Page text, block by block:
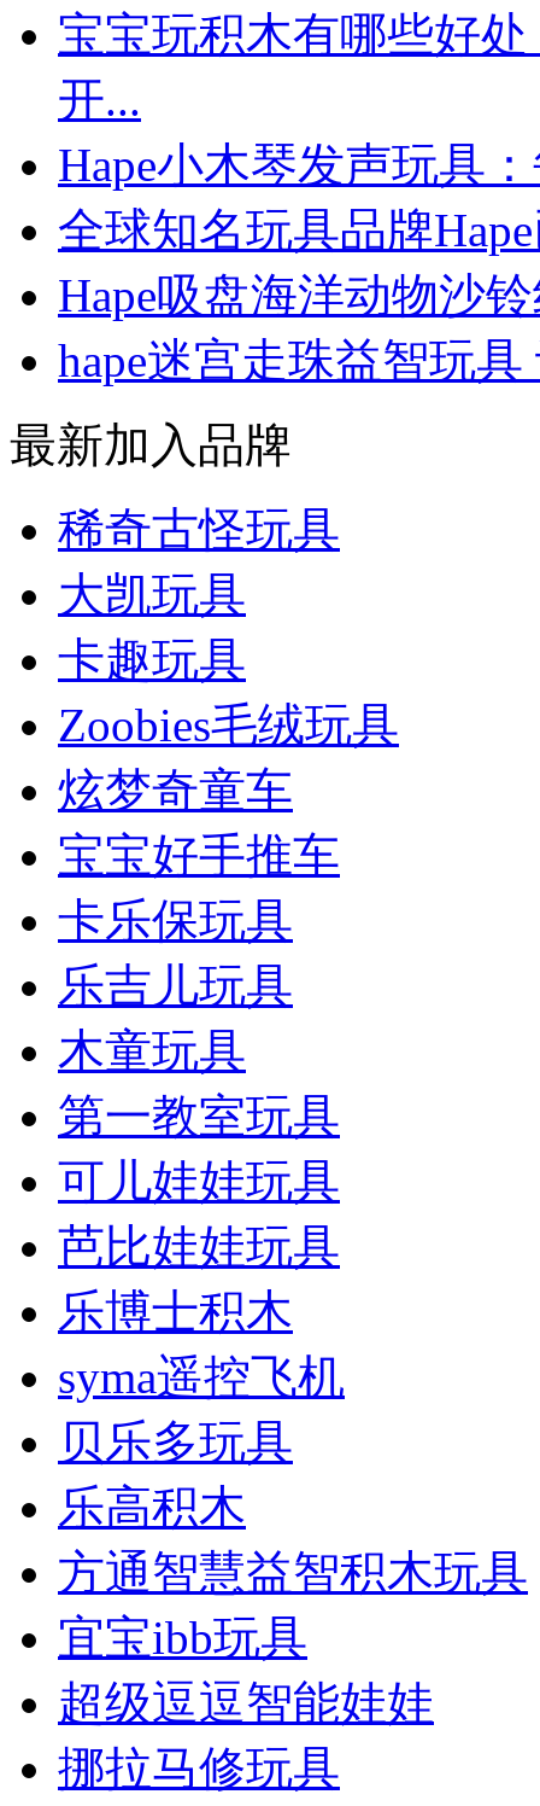
宝宝玩积木有哪些好
开...
Hape小木琴发声玩具
全球知名玩具品牌
Hape吸盘海洋动物沙
hape迷宫走珠益智玩
最新加入品牌
稀奇古怪玩具
大凯玩具
卡趣玩具
Zoobies毛绒玩具
炫梦奇童车
宝宝好手推车
卡乐保玩具
乐吉儿玩具
木童玩具
第一教室玩具
可儿娃娃玩具
芭比娃娃玩具
乐博士积木
syma遥控飞机
贝乐多玩具
乐高积木
方通智慧益智积木玩具
宜宝ibb玩具
超级逗逗智能娃娃
挪拉马修玩具